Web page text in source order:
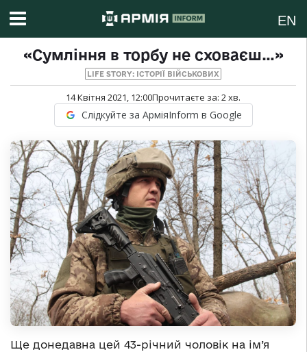
EN
«Сумління в торбу не сховаєш…»
LIFE STORY: ІСТОРІЇ ВІЙСЬКОВИХ
14 Квітня 2021, 12:00Прочитаєте за: 2хв.
Слідкуйте за АрміяInform в Google
Ще донедавна цей 43-річний чоловік на ім’я